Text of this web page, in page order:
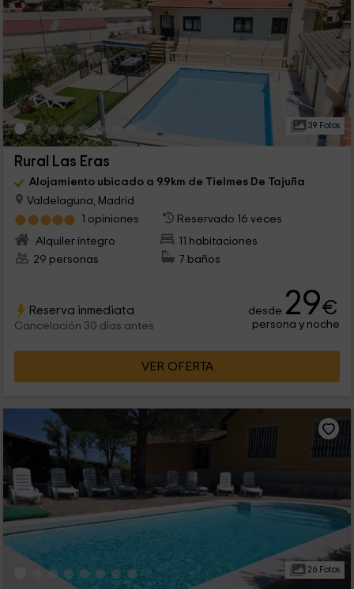
39 Fotos
Rural Las Eras
Alojamiento ubicado a 9.9km de Tielmes De Tajuña
Valdelaguna, Madrid
1 opiniones
Reservado 16 veces
Alquiler íntegro
11 habitaciones
29 personas
7 baños
Reserva inmediata
Cancelación 30 días antes
desde 29€
persona y noche
VER OFERTA
26 Fotos